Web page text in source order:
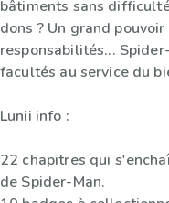
bâtiments sans
dons ? Un grand
responsabilités...
facultés au service du
Lunii info :
22 chapitres qui
de Spider-Man.